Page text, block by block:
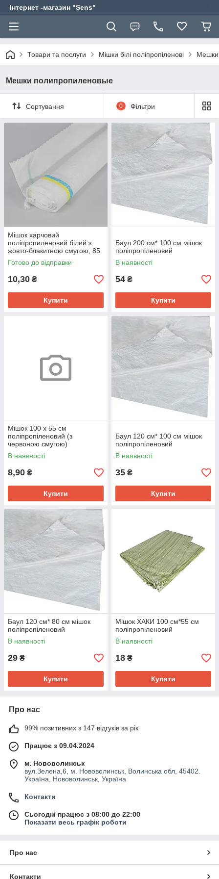
Інтернет -магазин "Sens"
Товари та послуги Мішки білі поліпропіленові Мешки
Мешки полипропиленовые
Сортування 0 Фільтри
Мішок харчовий
поліпропиленовий білий з
жовто-блакитною смугою, 85
х 55 см
Готово до відправки
10,30 ₴
Купити
Баул 200 см* 100 см мішок
поліпропіленовий
В наявності
54 ₴
Купити
Мішок 100 х 55 см
поліпропіленовий (з
червоною смугою)
В наявності
8,90 ₴
Купити
Баул 120 см* 100 см мішок
поліпропіленовий
В наявності
35 ₴
Купити
Баул 120 см* 80 см мішок
поліпропіленовий
В наявності
29 ₴
Купити
Мішок ХАКИ 100 см*55 см
поліпропіленовий
В наявності
18 ₴
Купити
Про нас
99% позитивних з 147 відгуків за рік
Працює з 09.04.2024
м. Нововолинськ
вул.Зелена,6, м. Нововолинськ, Волинська обл, 45402.
Україна, Нововолинськ, Україна
Контакти
Сьогодні працює з 08:00 до 22:00
Показати весь графік роботи
Про нас
Контакти